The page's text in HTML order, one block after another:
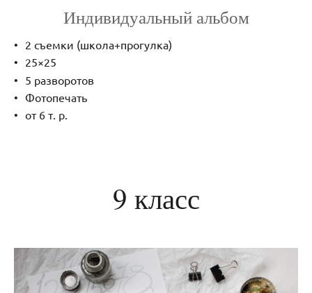
Индивидуальный альбом
2 съемки (школа+прогулка)
25×25
5 разворотов
Фотопечать
от 6 т. р.
9 класс